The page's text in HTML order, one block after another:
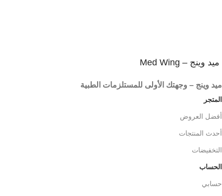
ميد وينج – Med Wing
ميد وينج – وجهتك الأولى للمستلزمات الطبية
المتجر
أفضل العروض
أحدث المنتجات
التخفيضات
الحساب
حسابي